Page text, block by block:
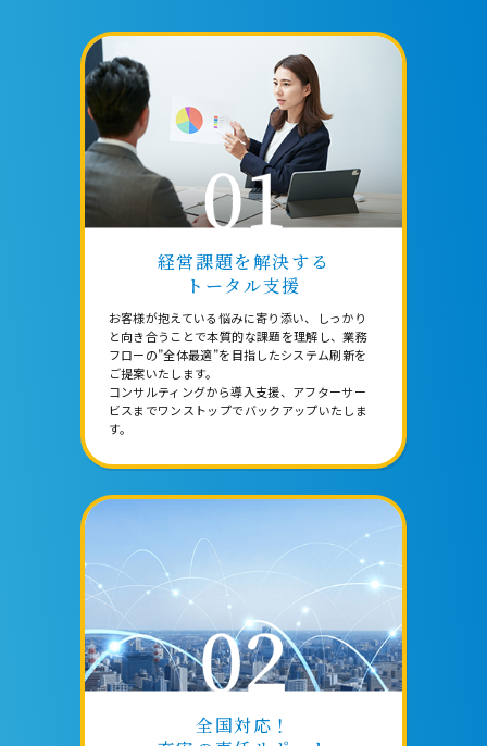
経営課題を解決する
トータル支援
お客様が抱えている悩みに寄り添い、しっかり
と向き合うことで本質的な課題を理解し、業務
フローの”全体最適”を目指したシステム刷新を
ご提案いたします。
コンサルティングから導入支援、アフターサー
ビスまでワンストップでバックアップいたしま
す。
全国対応！